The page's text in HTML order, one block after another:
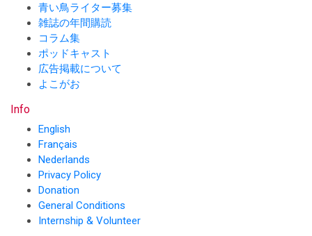
青い鳥ライター募集
雑誌の年間購読
コラム集
ポッドキャスト
広告掲載について
よこがお
Info
English
Français
Nederlands
Privacy Policy
Donation
General Conditions
Internship & Volunteer